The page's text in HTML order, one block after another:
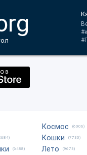
(6488)
Космос (6006)
Кошки (7730)
Лето (9673)